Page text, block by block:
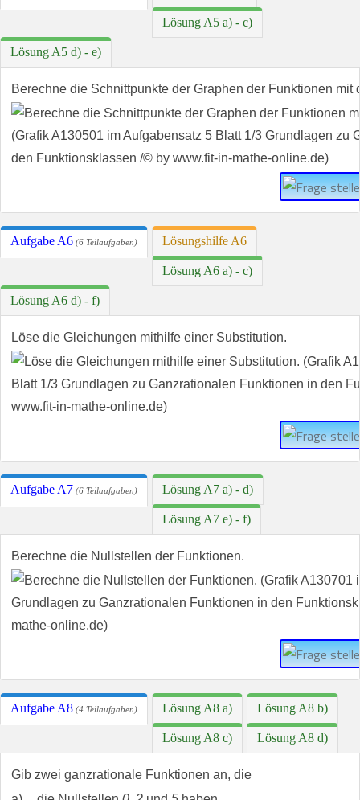
Lösung A5 a) - c)
Lösung A5 d) - e)
Berechne die Schnittpunkte der Graphen der Funktionen mit
Aufgabe A6 (6 Teilaufgaben) Lösungshilfe A6
Lösung A6 a) - c)
Lösung A6 d) - f)
Löse die Gleichungen mithilfe einer Substitution.
Aufgabe A7 (6 Teilaufgaben) Lösung A7 a) - d)
Lösung A7 e) - f)
Berechne die Nullstellen der Funktionen.
Aufgabe A8 (4 Teilaufgaben) Lösung A8 a) Lösung A8 b)
Lösung A8 c) Lösung A8 d)
Gib zwei ganzrationale Funktionen an, die